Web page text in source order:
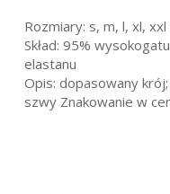
Rozmiary: s, m, l, xl,
Skład: 95%
elastanu
Opis: dopasowany
szwy Znakowanie w